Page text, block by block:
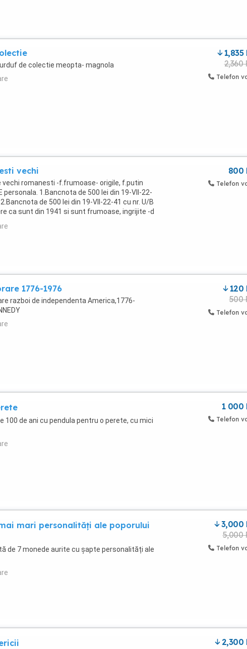
de colectie meopta- magnola
1,835
2,360
Telefon
vechi
vechi romanesti -f.frumoase- origile, f.putin
personala. 1.Bancnota de 500 lei din 19-VII-22-
de 500 lei din 19-VII-22-41 cu nr. U/B
ca sunt din 1941 si sunt frumoase, ingrijite -d
800
Telefon
1776-1976
razboi de independenta America,1776-
120
500
Telefon
100 de ani cu pendula pentru o perete, cu mici
1 000
Telefon
mari personalități ale poporului
de 7 monede aurite cu șapte personalități ale
3,000
5,000
Telefon
2,300